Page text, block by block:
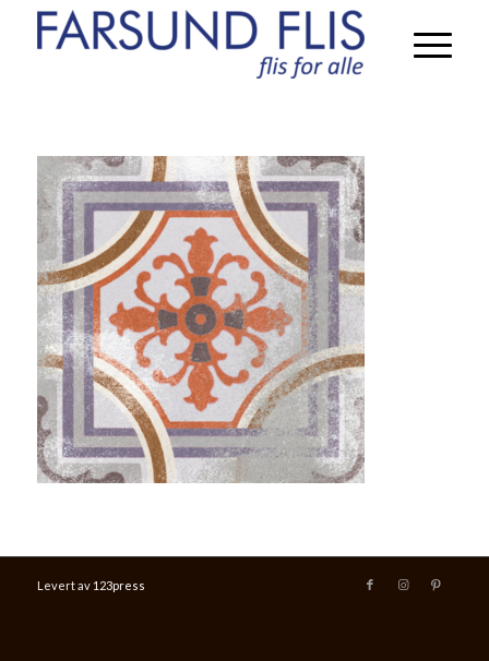
Levert av 123press